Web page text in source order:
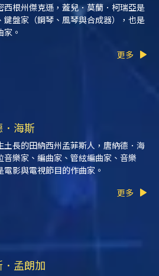
西根州傑克遜，蓋兒．莫蘭．柯瑞亞是
鍵盤家（鋼琴、風琴與合成器），也是
家。
更多
海斯
土長的田納西州孟菲斯人，唐納德．海
音樂家、編曲家、管絃編曲家、音樂
電影與電視節目的作曲家。
更多
孟朗加